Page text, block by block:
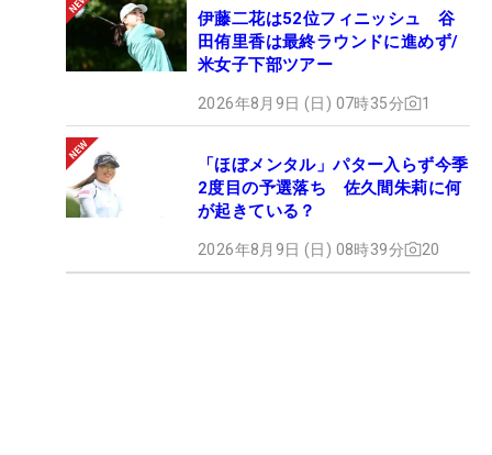
伊藤二花は52位フィニッシュ 谷
田侑里香は最終ラウンドに進めず/
米女子下部ツアー
2026年8月9日 (日) 07時35分 1
「ほぼメンタル」パター入らず今季
2度目の予選落ち 佐久間朱莉に何
が起きている？
2026年8月9日 (日) 08時39分 20